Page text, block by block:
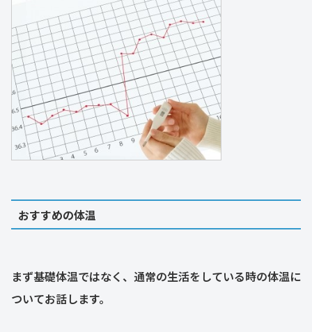
おすすめの体温
まず基礎体温ではなく、通常の生活をしている時の体温に
ついてお話します。